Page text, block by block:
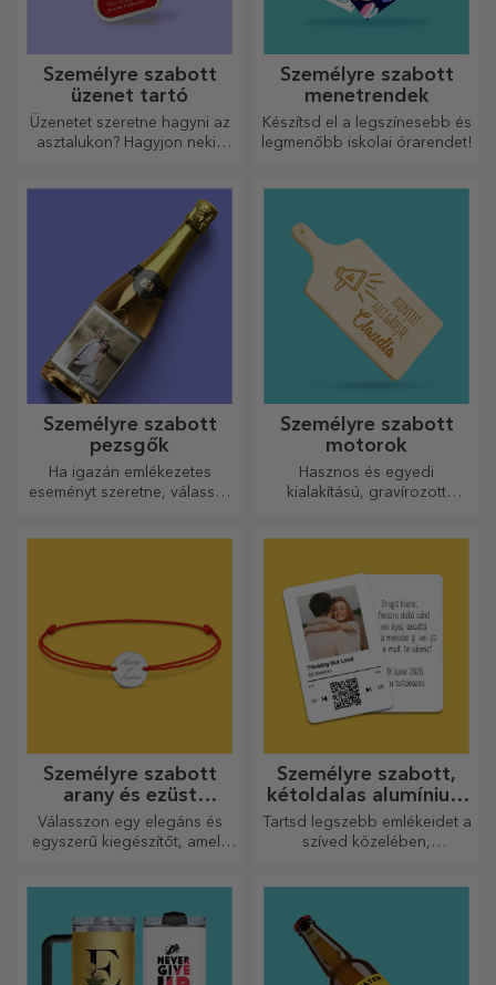
Személyre szabott
üzenet tartó
Üzenetet szeretne hagyni az
asztalukon? Hagyjon nekik
Személyre szabott
menetrendek
Készítsd el a legszínesebb és
legmenőbb iskolai órarendet!
Személyre szabott
pezsgők
Ha igazán emlékezetes
eseményt szeretne, válassza
Személyre szabott
motorok
Hasznos és egyedi
kialakítású, gravírozott
Személyre szabott
arany és ezüst
karkötők
Válasszon egy elegáns és
egyszerű kiegészítőt, amely
fogja.
Személyre szabott,
kétoldalas alumínium
kártyák
Tartsd legszebb emlékeidet a
szíved közelében,